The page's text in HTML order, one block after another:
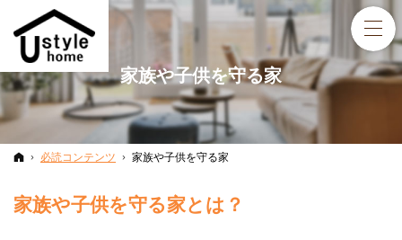
家族や子供を守る家
ホーム
必読コンテンツ 家族や子供を守る家
家族や子供を守る家とは？